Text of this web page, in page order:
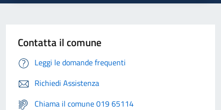
Contatta il comune
Leggi le domande frequenti
Richiedi Assistenza
Chiama il comune 019 65114